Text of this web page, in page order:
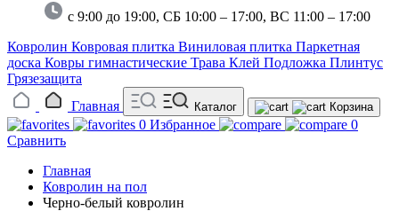
с 9:00 до 19:00, СБ 10:00 – 17:00, ВС 11:00 – 17:00
Ковролин Ковровая плитка Виниловая плитка Паркетная
доска Ковры гимнастические Трава Клей Подложка Плинтус
Грязезащита
Главная
Каталог Корзина
0 Избранное
0
Сравнить
Главная
Ковролин на пол
Черно-белый ковролин